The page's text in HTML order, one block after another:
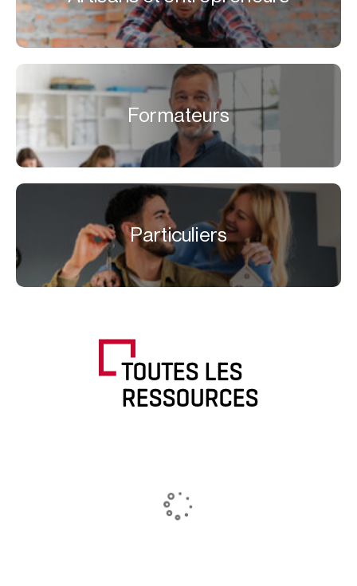
Formateurs
Particuliers
TOUTES LES
RESSOURCES